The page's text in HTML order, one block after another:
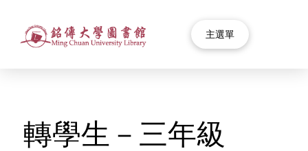
主選單
轉學生－三年級